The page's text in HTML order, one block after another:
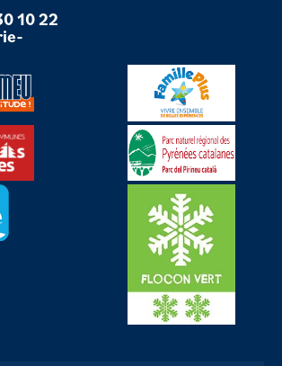
10 22